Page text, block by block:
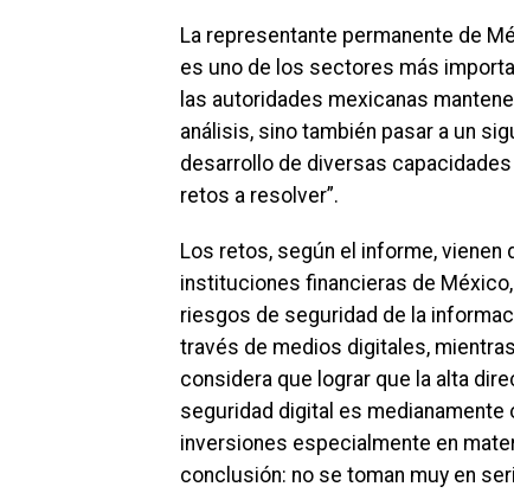
La representante permanente de
es uno de los sectores más
las autoridades mexicanas
análisis, sino también pasar a un
desarrollo de diversas
retos a resolver”.
Los retos, según el informe,
instituciones financieras de
riesgos de seguridad de la
través de medios digitales,
considera que lograr que la alta
seguridad digital es medianamente
inversiones especialmente en
conclusión: no se toman muy en